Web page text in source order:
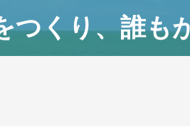
つくり、誰も